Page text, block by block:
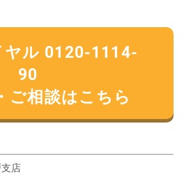
ヤル 0120-1114-
90
ご相談はこちら
店